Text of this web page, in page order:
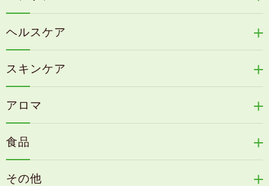
冷感育毛エッセンス
リリィジュミスト
リリィジュサプリ
毛歓
ヘアケアその他
ヘルスケア
天の葉健康緑茶
カイアポシリーズ
速感伝統香醋
古家のにんにく
スキンケア
うる肌箋
フェミールホワイトNKB
アロマ
浦上式アロマシリーズ
食品
その他